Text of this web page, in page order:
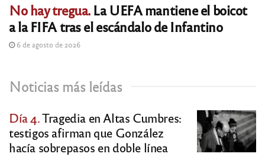
No hay tregua.La UEFA mantiene el boicot
a la FIFA tras el escándalo de Infantino
6 de agosto de 2026
Noticias más leídas
Día 4.Tragedia en Altas Cumbres:
testigos afirman que González
hacía sobrepasos en doble línea